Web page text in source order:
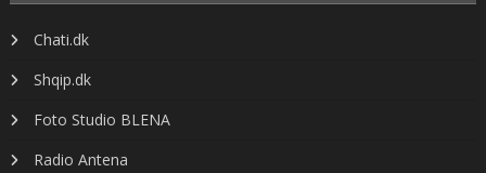
Chati.dk
Shqip.dk
Foto Studio BLENA
Radio Antena